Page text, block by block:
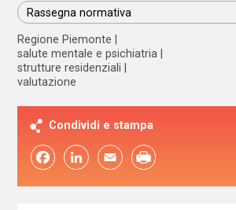
Rassegna normativa
Regione Piemonte
salute mentale e psichiatria
strutture residenziali
valutazione
Condividi e stampa
FacebookLinkedIn Email